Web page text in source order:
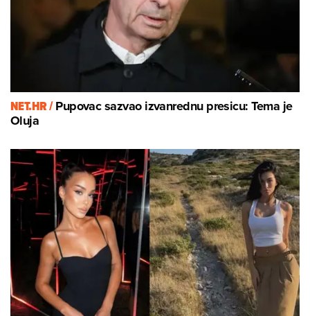
NET.HR /Pupovac sazvao izvanrednu presicu: Tema je
Oluja